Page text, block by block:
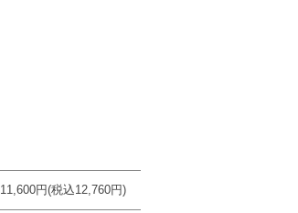
11,600円(税込12,760円)